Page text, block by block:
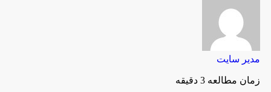
مدیر سایت
زمان مطالعه 3 دقیقه